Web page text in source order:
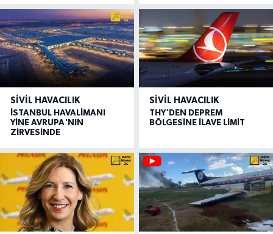
SIVIL HAVACILIK
İSTANBUL HAVALİMANI
YİNE AVRUPA'NIN
ZİRVESİNDE
SIVIL HAVACILIK
THY'DEN DEPREM
BÖLGESİNE İLAVE LİMİT